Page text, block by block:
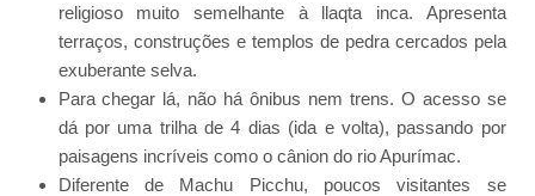
religioso muito semelhante à llaqta inca. Apresenta
terraços, construções e templos de pedra cercados pela
exuberante selva.
Para chegar lá, não há ônibus nem trens. O acesso se
dá por uma trilha de 4 dias (ida e volta), passando por
paisagens incríveis como o cânion do rio Apurímac.
Diferente de Machu Picchu, poucos visitantes se